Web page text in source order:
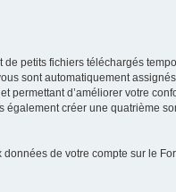
petits fichiers téléchargés
sont automatiquement
d’améliorer votre
créer une quatrième
de votre compte sur le